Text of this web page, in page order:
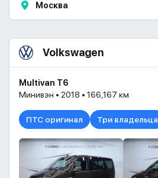
Москва
Volkswagen
Multivan T6
Минивэн • 2018 • 166,167 км
ПТС оригинал Три владельца